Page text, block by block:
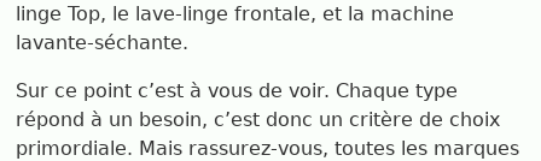
linge Top, le lave-linge frontale, et la machine
lavante-séchante.
Sur ce point c’est à vous de voir. Chaque type
répond à un besoin, c’est donc un critère de choix
primordiale. Mais rassurez-vous, toutes les marques